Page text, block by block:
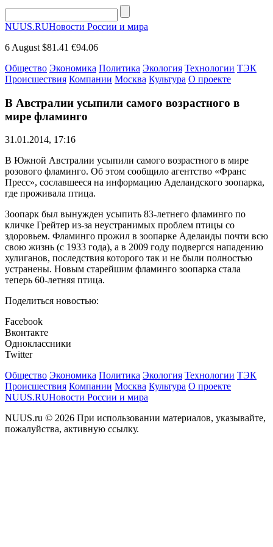
NUUS.RUНовости России и мира
6 August $81.41 €94.06
Общество Экономика Политика Экология Технологии ТЭК
Происшествия Компании Москва Культура О проекте
В Австралии усыпили самого возрастного в
мире фламинго
31.01.2014, 17:16
В Южной Австралии усыпили самого возрастного в мире
розового фламинго. Об этом сообщило агентство «Франс
Пресс», сославшееся на информацию Аделаидского зоопарка,
где проживала птица.
Зоопарк был вынужден усыпить 83-летнего фламинго по
кличке Грейтер из-за неустранимых проблем птицы со
здоровьем. Фламинго прожил в зоопарке Аделаиды почти всю
свою жизнь (с 1933 года), а в 2009 году подвергся нападению
хулиганов, последствия которого так и не были полностью
устранены. Новым старейшим фламинго зоопарка стала
теперь 60-летняя птица.
Поделиться новостью:
Facebook
Вконтакте
Одноклассники
Twitter
Общество Экономика Политика Экология Технологии ТЭК
Происшествия Компании Москва Культура О проекте
NUUS.RUНовости России и мира
NUUS.ru © 2026 При использовании материалов, указывайте,
пожалуйства, активную ссылку.